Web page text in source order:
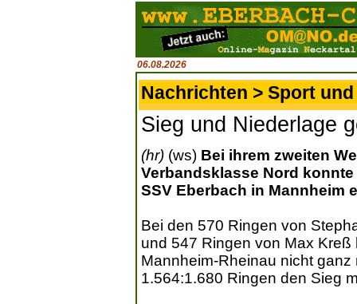
06.08.2026
Nachrichten > Sport
Sieg und Niederlage
(hr) (ws) Bei ihrem zweiten
Verbandsklasse Nord
SSV Eberbach in Mannheim
Bei den 570 Ringen von
und 547 Ringen von Max
Mannheim-Rheinau nicht
1.564:1.680 Ringen den Sieg